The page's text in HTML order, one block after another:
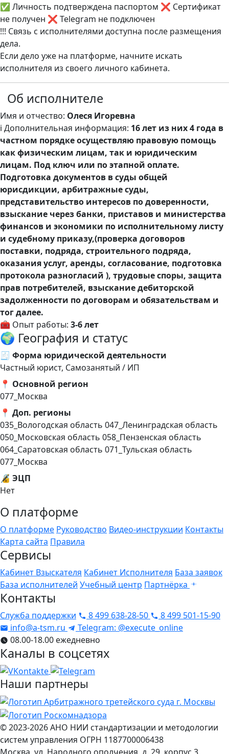
✅ Личность подтверждена паспортом ❌ Сертификат
не получен ❌ Telegram не подключен
!!! Связь с исполнителями доступна после размещения
дела.
Если дело уже на платформе, начните искать
исполнителя из своего личного кабинета.
Об исполнителе
Имя и отчество: Олеся Игоревна
ℹ️ Дополнительная информация: 16 лет из них 4 года в
частном порядке осуществляю правовую помощь
как физическим лицам, так и юридическим
лицам. Под ключ или по этапной оплате.
Подготовка документов в суды общей
юрисдикции, арбитражные суды,
представительство интересов по доверенности,
взыскание через банки, приставов и министерства
финансов и экономики по исполнительному листу
и судебному приказу,(проверка договоров
поставки, подряда, строительного подряда,
оказания услуг, аренды, согласование, подготовка
протокола разногласий ), трудовые споры, защита
прав потребителей, взыскание дебиторской
задолженности по договорам и обязательствам и
тог далее.
🧰 Опыт работы: 3-6 лет
🌍 География и статус
🧾 Форма юридической деятельности
Частный юрист, Самозанятый / ИП
📍 Основной регион
077_Москва
📍 Доп. регионы
035_Вологодская область 047_Ленинградская область
050_Московская область 058_Пензенская область
064_Саратовская область 071_Тульская область
077_Москва
🔏 ЭЦП
Нет
О платформе
О платформе Руководство Видео-инструкции Контакты
Карта сайта Правила
Сервисы
Кабинет Взыскателя Кабинет Исполнителя База заявок
База исполнителей Учебный центр Партнёрка
Контакты
Служба поддержки 8 499 638-28-50
8 499 501-15-90
info@a-tsm.ru
Telegram: @execute_online
08.00-18.00 ежедневно
Каналы в соцсетях
Наши партнеры
© 2023-2026АНО НИИ стандартизации и методологии
систем управления ОГРН 1187700006438